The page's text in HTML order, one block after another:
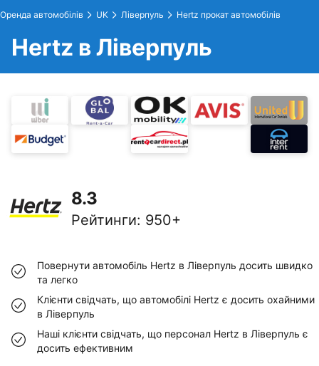
Оренда автомобілів UK Ліверпуль Hertz прокат автомобілів
Hertz в Ліверпуль
8.3
Рейтинги: 950+
Повернути автомобіль Hertz в Ліверпуль досить швидко
та легко
Клієнти свідчать, що автомобілі Hertz є досить охайними
в Ліверпуль
Наші клієнти свідчать, що персонал Hertz в Ліверпуль є
досить ефективним